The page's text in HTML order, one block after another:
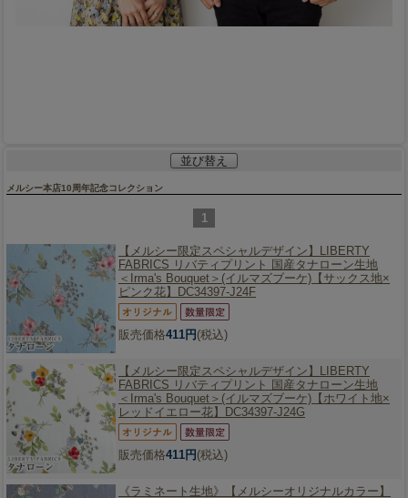
並び替え
メルシー本店10周年記念コレクション
1
【メルシー限定スペシャルデザイン】
LIBERTY
FABRICS リバティプリント 国産タナローン生地
＜Irma's Bouquet＞(イルマズブーケ)【サックス地×
ピンク花】DC34397-J24F
販売価格411円 (税込)
【メルシー限定スペシャルデザイン】
LIBERTY
FABRICS リバティプリント 国産タナローン生地
＜Irma's Bouquet＞(イルマズブーケ)【ホワイト地×
レッドイエロー花】DC34397-J24G
販売価格411円 (税込)
《ラミネート生地》【メルシーオリジナルカラー】